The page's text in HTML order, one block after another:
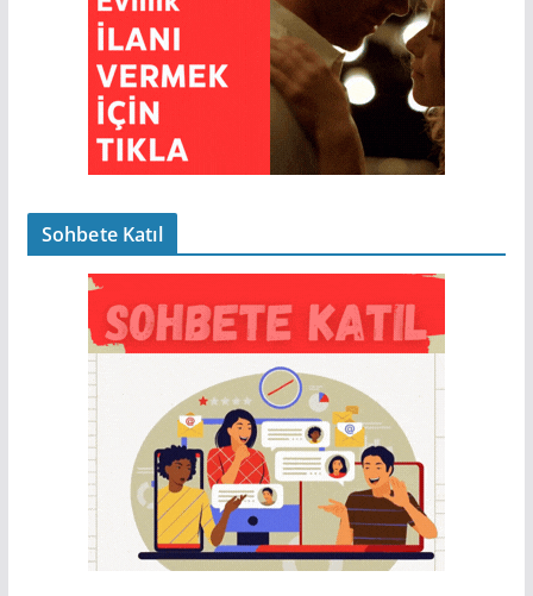
Sohbete Katıl